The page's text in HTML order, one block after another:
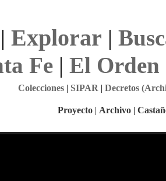
| Explorar |
Fe| El Orden
Colecciones| SIPAR | Decretos
Proyecto | Archivo |